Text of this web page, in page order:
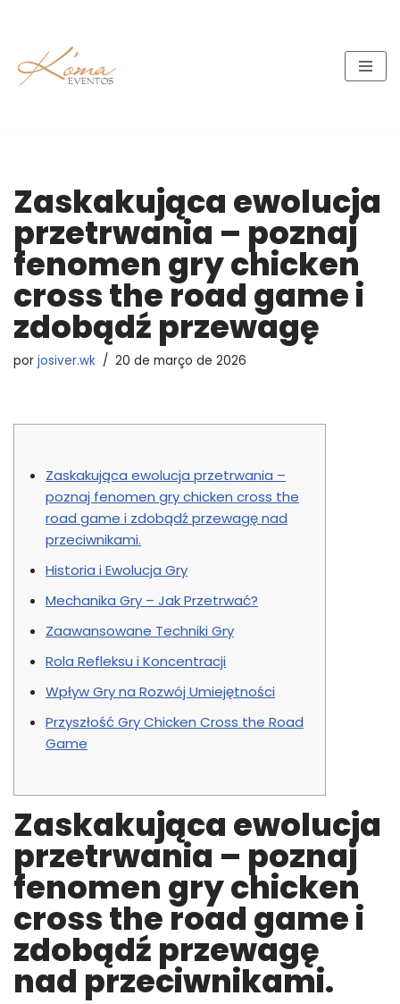
para
o
Zaskakująca ewolucja
przetrwania – poznaj
fenomen gry chicken
cross the road game i
zdobądź przewagę
por josiver.wk 20 de março de 2026
Zaskakująca ewolucja przetrwania –
poznaj fenomen gry chicken cross the
road game i zdobądź przewagę nad
przeciwnikami.
Historia i Ewolucja Gry
Mechanika Gry – Jak Przetrwać?
Zaawansowane Techniki Gry
Rola Refleksu i Koncentracji
Wpływ Gry na Rozwój Umiejętności
Przyszłość Gry Chicken Cross the Road
Game
Zaskakująca ewolucja
przetrwania – poznaj
fenomen gry chicken
cross the road game i
zdobądź przewagę
nad przeciwnikami.